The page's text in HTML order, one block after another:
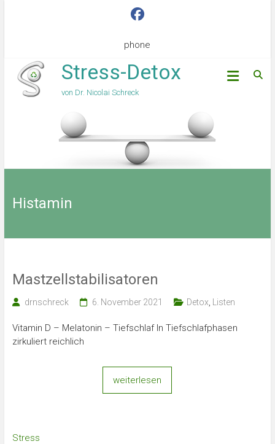
phone
Stress-Detox
von Dr. Nicolai Schreck
Histamin
Mastzellstabilisatoren
drnschreck 6. November 2021 Detox Listen
Vitamin D – Melatonin – Tiefschlaf In Tiefschlafphasen
zirkuliert reichlich
weiterlesen
Stress